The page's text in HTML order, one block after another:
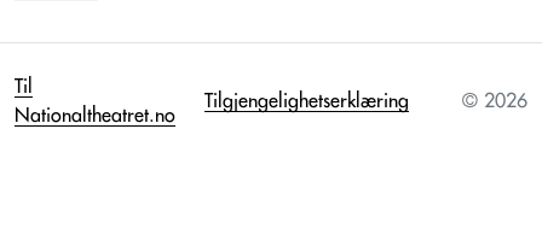
Til
Nationaltheatret.no
Tilgjengelighetserklæring © 2026